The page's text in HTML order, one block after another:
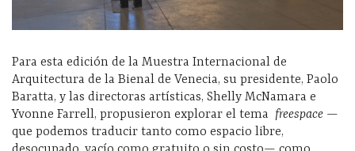
Para esta edición de la Muestra Internacional de
Arquitectura de la Bienal de Venecia, su presidente, Paolo
Baratta, y las directoras artísticas, Shelly McNamara e
Yvonne Farrell, propusieron explorar el tema freespace —
que podemos traducir tanto como espacio libre,